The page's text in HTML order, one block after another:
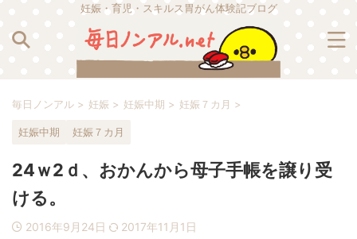
妊娠・育児・スキルス胃がん体験記ブログ
毎日ノンアル > 妊娠 > 妊娠中期 > 妊娠７カ月 >
妊娠中期 妊娠７カ月
24ｗ2ｄ、おかんから母子手帳を譲り受
ける。
2016年9月24日 2017年11月1日